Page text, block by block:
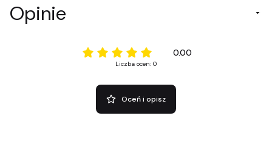
Opinie
0.00
Liczba ocen: 0
Oceń i opisz